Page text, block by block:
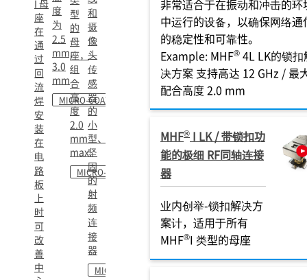
I 母
座
在
通
过
回
流
焊
安
装
在
电
路
板
上
时
可
改
善
中
度
为
2.5
mm,
3.0
mm
MICRO-COAXIAL
型
的
母
座，
组
合
高
度
2.0
mm
max.
MICRO-COAXIAL
和
摄
像
头
传
感
器
的
小
型、
坚
固
的
射
频
连
接
器
MICRO-COAXIAL
非常适合于在振动和冲击的环
中运行的设备，以确保网络通
的稳定性和可靠性。
Example: MHF® 4L LK的锁扣
决方案 支持高达 12 GHz / 最
配合高度 2.0 mm
MHF® I LK / 带锁扣功
能的极细 RF同轴连接
器
业内创举-锁扣解决方
案计，适用于所有
MHF®I 类型的母座